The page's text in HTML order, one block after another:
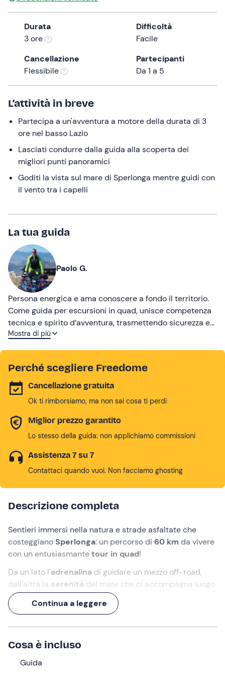
the
question
mark
the
shortcuts
for
changing
dates.
Durata
3 ore
Difficoltà
Facile
Cancellazione
Flessibile
Partecipanti
Da 1 a 5
L’attività in breve
Partecipa a un'avventura a motore della durata di 3
ore nel basso Lazio
Lasciati condurre dalla guida alla scoperta dei
migliori punti panoramici
Goditi la vista sul mare di Sperlonga mentre guidi con
il vento tra i capelli
La tua guida
Paolo G.
Persona energica e ama conoscere a fondo il territorio.
Come guida per escursioni in quad, unisce competenza
tecnica e spirito d’avventura, trasmettendo sicurezza e
entusiasmo a chi accompagna. Sempre sorridente e
memorabile.
Mostra di più
Perché scegliere Freedome
Cancellazione gratuita
Ok ti rimborsiamo, ma non sai cosa ti perdi
Miglior prezzo garantito
Lo stesso della guida: non applichiamo commissioni
Assistenza 7 su 7
Contattaci quando vuoi. Non facciamo ghosting
Descrizione completa
Sentieri immersi nella natura e strade asfaltate che
costeggiano Sperlonga: un percorso di 60 km da vivere
con un entusiasmantetour in quad!
Da un lato l'adrenalina di guidare un mezzo off-road,
dall'altra la serenità del mare che ci accompagna lungo
lastrada panoramica.
L'esperienza durerà3 ore, ma la meraviglia del litorale
del bassoLaziosarà infinita!
Cosa faremo
L'appuntamento avrà luogo presso il punto di ritrovo a
Continua a leggere
Cosa è incluso
Guida